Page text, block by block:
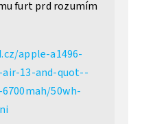
furt prd rozumím
apple-a1496-
13-and-quot--
50wh-